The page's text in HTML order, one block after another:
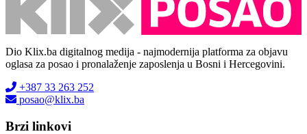
Dio Klix.ba digitalnog medija - najmodernija platforma za objavu
oglasa za posao i pronalaženje zaposlenja u Bosni i Hercegovini.
+387 33 263 252
posao@klix.ba
Brzi linkovi